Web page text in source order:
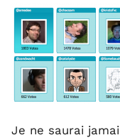
Je ne saurai